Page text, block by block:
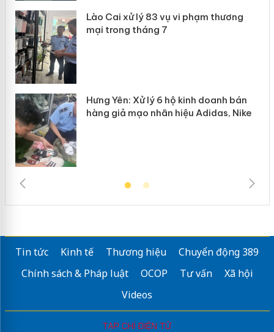
Lào Cai xử lý 83 vụ vi phạm thương
mại trong tháng 7
Hưng Yên: Xử lý 6 hộ kinh doanh bán
hàng giả mạo nhãn hiệu Adidas, Nike
Tin tức Kinh tế Thương hiệu
Chuyển động 389
Chính sách & Pháp luật
OCOP Tư vấn
Xã hội
Videos